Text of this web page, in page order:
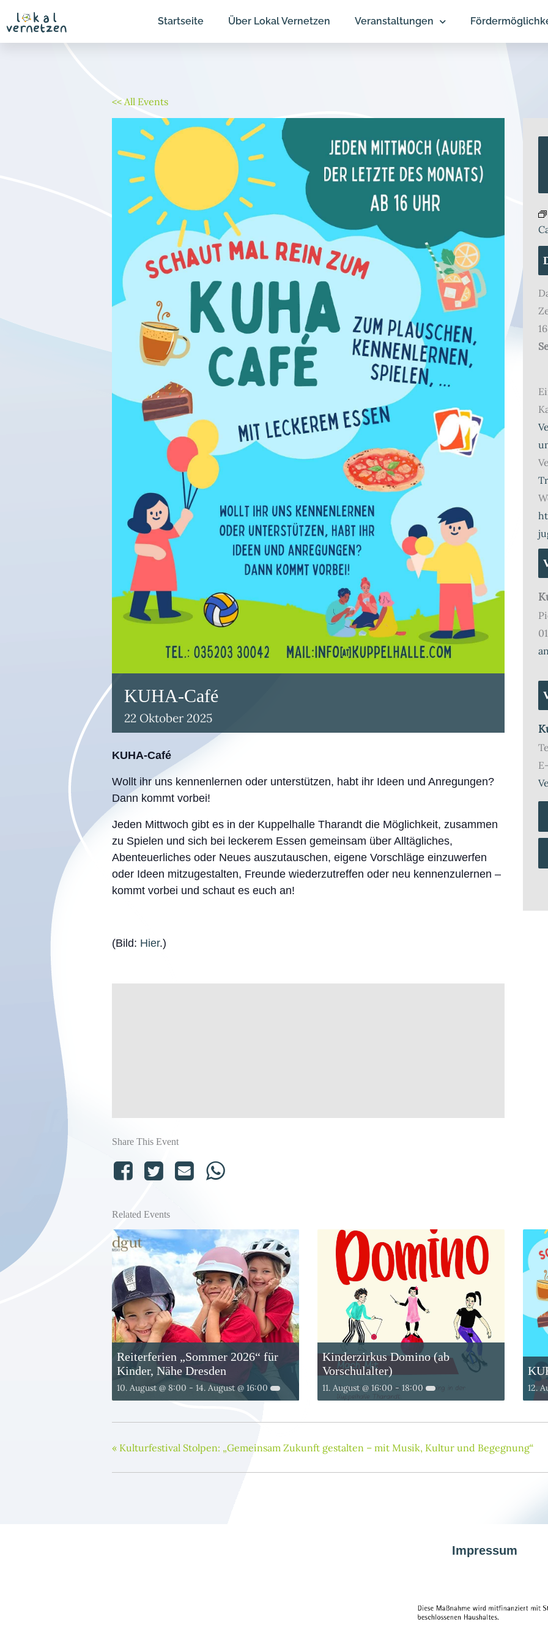
Inhalt
springen
Startseite Über Lokal Vernetzen Veranstaltungen
<< All Events
KUHA-Café
22 Oktober 2025
KUHA-Café
Wollt ihr uns kennenlernen oder unterstützen, habt ihr Ideen und Anregungen?
Dann kommt vorbei!
Jeden Mittwoch gibt es in der Kuppelhalle Tharandt die Möglichkeit, zusammen
zu Spielen und sich bei leckerem Essen gemeinsam über Alltägliches,
Abenteuerliches oder Neues auszutauschen, eigene Vorschläge einzuwerfen
oder Ideen mitzugestalten, Freunde wiederzutreffen oder neu kennenzulernen –
kommt vorbei und schaut es euch an!
(Bild: Hier.)
Share This Event
Related Events
Reiterferien „Sommer 2026“ für
Kinder, Nähe Dresden
10. August @ 8:00 - 14. August @ 16:00
Kinderzirkus Domino (ab
Vorschulalter)
11. August @ 16:00 - 18:00 12.
« Kulturfestival Stolpen: „Gemeinsam Zukunft gestalten – mit Musik, Kultur und Begegnung“
Impressum